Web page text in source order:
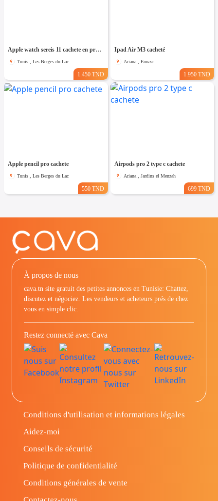
Apple watch sereis 11 cachete en promo
Tunis , Les Berges du Lac
1.450 TND
Ipad Air M3 cacheté
Ariana , Ennasr
1.950 TND
Apple pencil pro cachete
Tunis , Les Berges du Lac
550 TND
Airpods pro 2 type c cachete
Ariana , Jardins el Menzah
699 TND
À propos de nous
cava.tn site gratuit des petites annonces en Tunisie: Chattez,
discutez et négociez. Les vendeurs et acheteurs prés de chez
vous en simple clic.
Restez connecté avec Cava
Conditions d'utilisation et informations légales
Aidez-moi
Conseils de sécurité
Politique de confidentialité
Conditions générales de vente